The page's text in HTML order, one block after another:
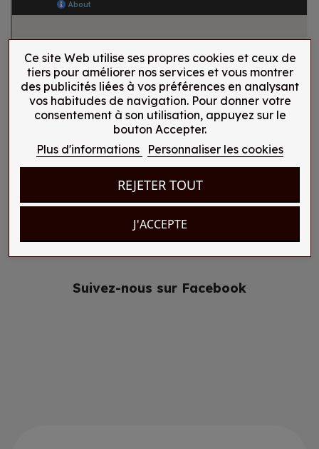
Suivez-nous sur Facebook
Ce site Web utilise ses propres cookies et ceux de
tiers pour améliorer nos services et vous montrer
des publicités liées à vos préférences en analysant
vos habitudes de navigation. Pour donner votre
consentement à son utilisation, appuyez sur le
bouton Accepter.
Plus d'informations
Personnaliser les cookies
REJETER TOUT
J'ACCEPTE